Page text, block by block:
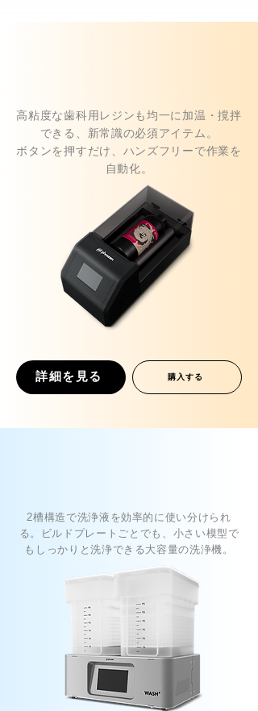
高粘度な歯科用レジンも均一に加温・撹拌
できる、新常識の必須アイテム。
ボタンを押すだけ、ハンズフリーで作業を
自動化。
詳細を見る 購入する
2槽構造で洗浄液を効率的に使い分けられ
る。ビルドプレートごとでも、小さい模型で
もしっかりと洗浄できる大容量の洗浄機。